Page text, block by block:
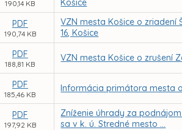
190,14 KB
Košice
PDF
190,74 KB
VZN mesta Košice o zriadení
16, Košice
PDF
188,81 KB
VZN mesta Košice o zrušení
PDF
185,46 KB
Informácia primátora mesta
PDF
197,92 KB
Zníženie úhrady za
sa v k. ú. Stredné mesto ...